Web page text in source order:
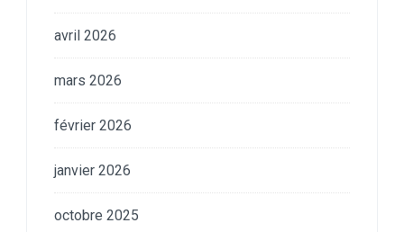
avril 2026
mars 2026
février 2026
janvier 2026
octobre 2025